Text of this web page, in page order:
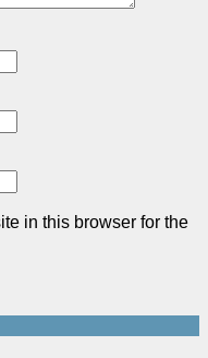
in this browser for the